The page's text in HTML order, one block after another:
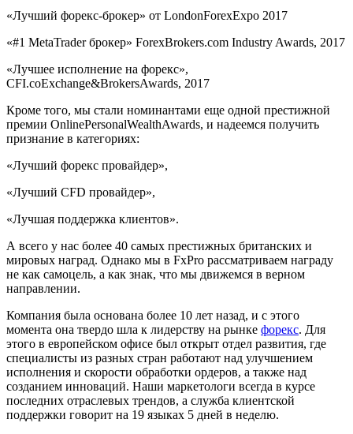
«Лучший форекс-брокер» от LondonForexExpo 2017
«#1 MetaTrader брокер» ForexBrokers.com Industry Awards, 2017
«Лучшее исполнение на форекс»,
CFI.coExchange&BrokersAwards, 2017
Кроме того, мы стали номинантами еще одной престижной
премии OnlinePersonalWealthAwards, и надеемся получить
признание в категориях:
«Лучший форекс провайдер»,
«Лучший CFD провайдер»,
«Лучшая поддержка клиентов».
А всего у нас более 40 самых престижных британских и
мировых наград. Однако мы в FxPro рассматриваем награду
не как самоцель, а как знак, что мы движемся в верном
направлении.
Компания была основана более 10 лет назад, и с этого
момента она твердо шла к лидерству на рынке форекс. Для
этого в европейском офисе был открыт отдел развития, где
специалисты из разных стран работают над улучшением
исполнения и скорости обработки ордеров, а также над
созданием инноваций. Наши маркетологи всегда в курсе
последних отраслевых трендов, а служба клиентской
поддержки говорит на 19 языках 5 дней в неделю.